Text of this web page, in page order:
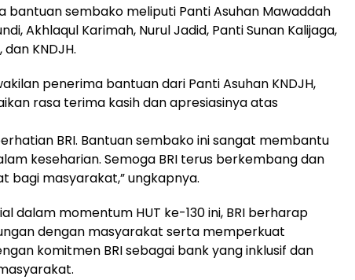
bantuan sembako meliputi Panti Asuhan Mawaddah
Akhlaqul Karimah, Nurul Jadid, Panti Sunan Kalijaga,
KNDJH.
penerima bantuan dari Panti Asuhan KNDJH,
rasa terima kasih dan apresiasinya atas
BRI. Bantuan sembako ini sangat membantu
keseharian. Semoga BRI terus berkembang dan
bagi masyarakat,” ungkapnya.
dalam momentum HUT ke-130 ini, BRI berharap
dengan masyarakat serta memperkuat
komitmen BRI sebagai bank yang inklusif dan